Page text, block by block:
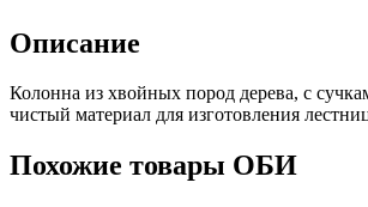
Описание
Колонна из хвойных пород дерева, с
чистый материал для изготовления
Похожие товары ОБИ